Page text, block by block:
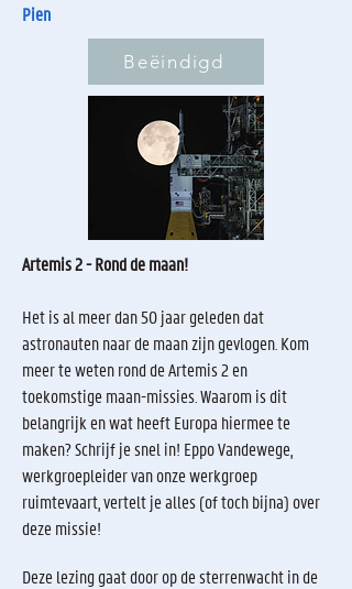
Pien
Beëindigd
Artemis 2 - Rond de maan!
Het is al meer dan 50 jaar geleden dat
astronauten naar de maan zijn gevlogen. Kom
meer te weten rond de Artemis 2 en
toekomstige maan-missies. Waarom is dit
belangrijk en wat heeft Europa hiermee te
maken? Schrijf je snel in! Eppo Vandewege,
werkgroepleider van onze werkgroep
ruimtevaart, vertelt je alles (of toch bijna) over
deze missie!
Deze lezing gaat door op de sterrenwacht in de